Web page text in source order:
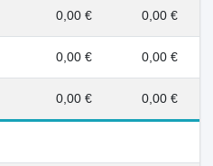
0,00 € 0,00 €
0,00 € 0,00 €
0,00 € 0,00 €